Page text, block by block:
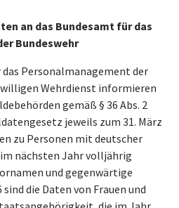
an das Bundesamt für das
Bundeswehr
Personalmanagement der
Wehrdienst informieren
gemäß § 36 Abs. 2
jeweils zum 31. März
zu Personen mit deutscher
nächsten Jahr volljährig
und gegenwärtige
die Daten von Frauen und